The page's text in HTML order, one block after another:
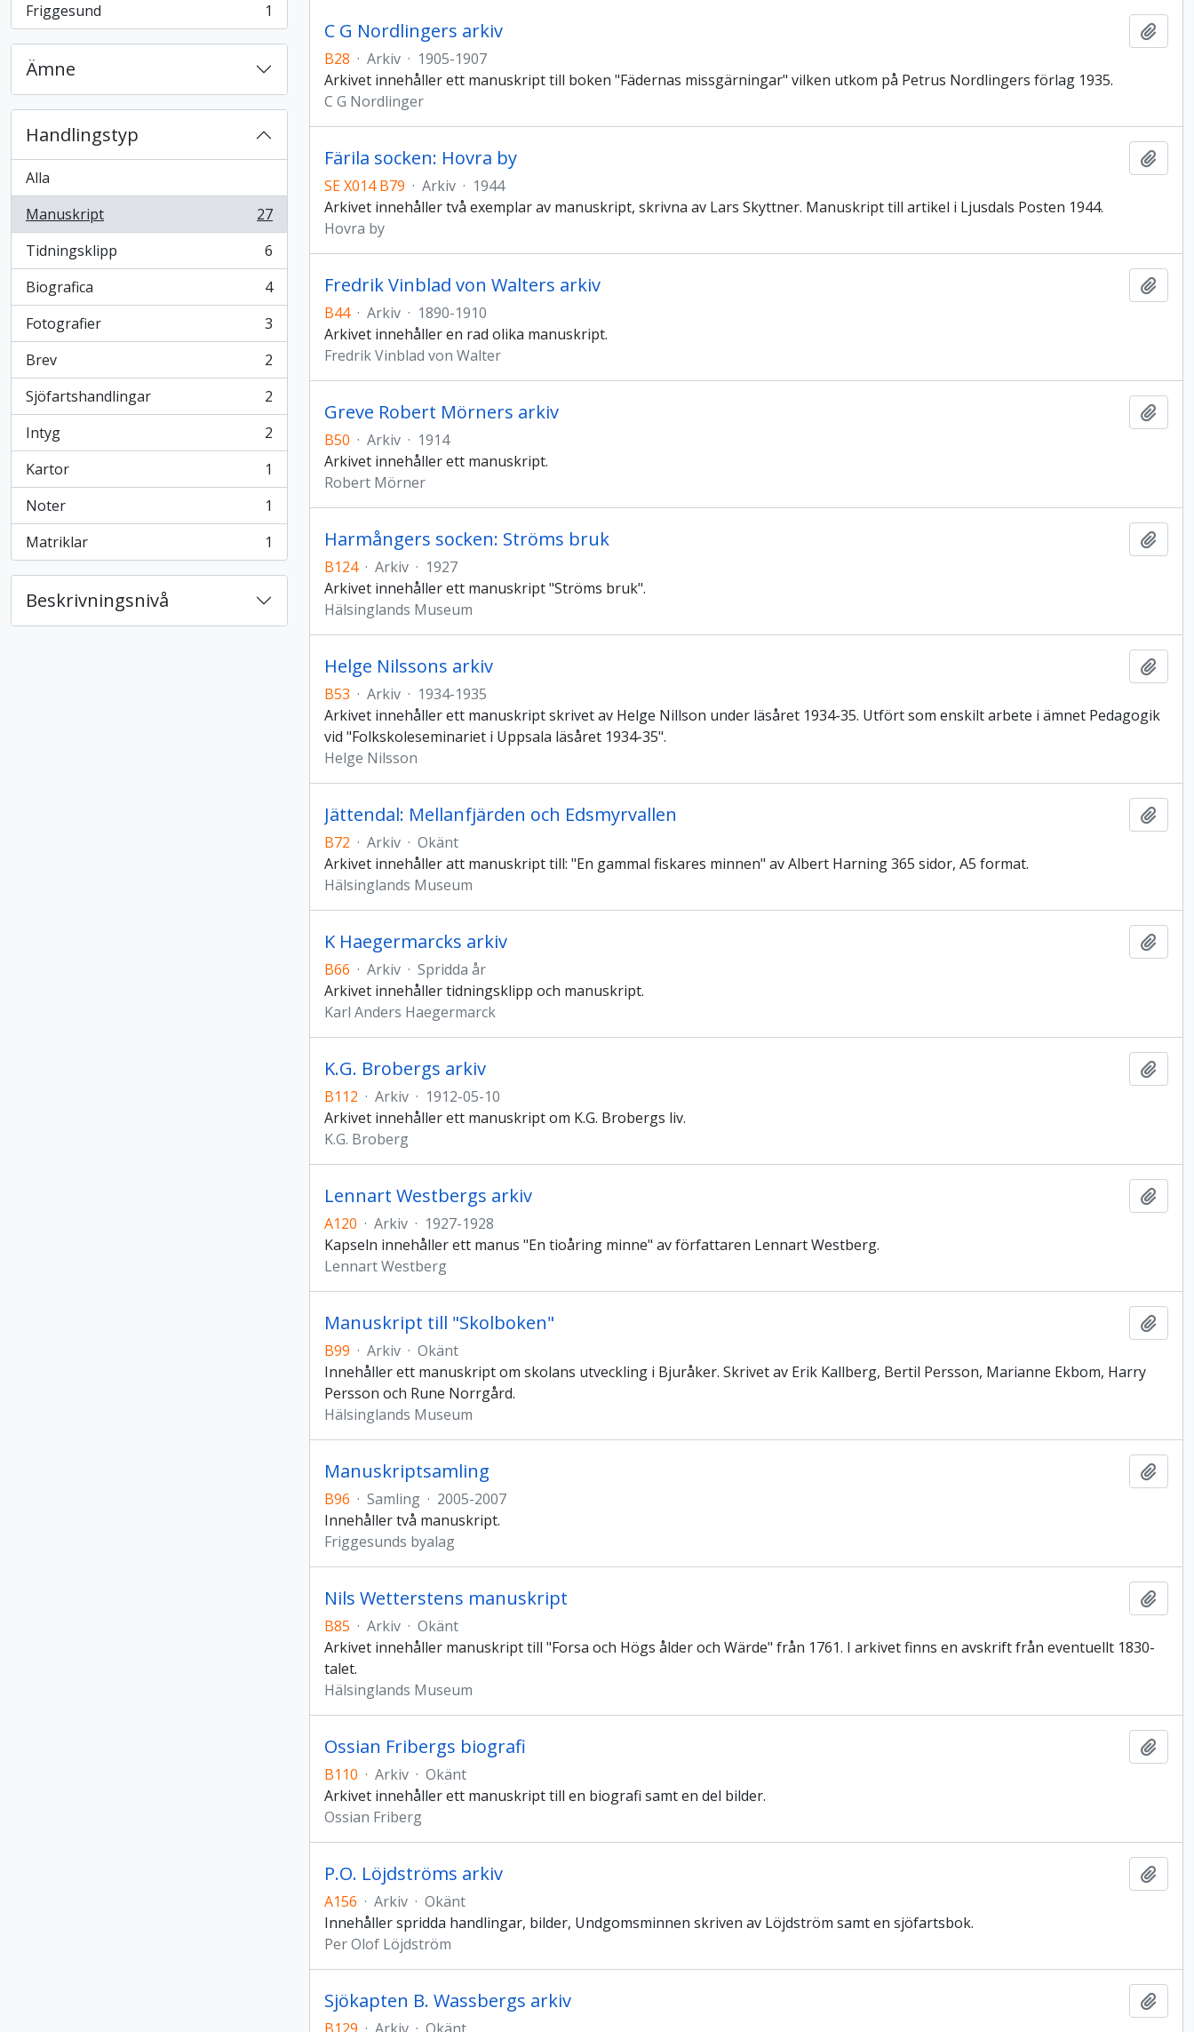
Friggesund
, 1 resultat 1
Ämne
Handlingstyp
Alla
Manuskript
, 27 resultat
27
Tidningsklipp
, 6 resultat
6
Biografica
, 4 resultat
4
Fotografier
, 3 resultat
3
Brev
, 2 resultat
2
Sjöfartshandlingar
, 2 resultat
2
Intyg
, 2 resultat
2
Kartor
, 1 resultat
1
Noter
, 1 resultat
1
Matriklar
, 1 resultat 1
Beskrivningsnivå
C G Nordlingers arkiv
B28 · Arkiv · 1905-1907
Arkivet innehåller ett manuskript till boken "Fädernas missgärningar" vilken utkom på Petrus Nordlingers förlag 1935.
C G Nordlinger
Färila socken: Hovra by
SE X014 B79 · Arkiv · 1944
Arkivet innehåller två exemplar av manuskript, skrivna av Lars Skyttner. Manuskript till artikel i Ljusdals Posten 1944.
Hovra by
Fredrik Vinblad von Walters arkiv
B44 · Arkiv · 1890-1910
Arkivet innehåller en rad olika manuskript.
Fredrik Vinblad von Walter
Greve Robert Mörners arkiv
B50 · Arkiv · 1914
Arkivet innehåller ett manuskript.
Robert Mörner
Harmångers socken: Ströms bruk
B124 · Arkiv · 1927
Arkivet innehåller ett manuskript "Ströms bruk".
Hälsinglands Museum
Helge Nilssons arkiv
B53 · Arkiv · 1934-1935
Arkivet innehåller ett manuskript skrivet av Helge Nillson under läsåret 1934-35. Utfört som enskilt arbete i ämnet Pedagogik
vid "Folkskoleseminariet i Uppsala läsåret 1934-35".
Helge Nilsson
Jättendal: Mellanfjärden och Edsmyrvallen
B72 · Arkiv · Okänt
Arkivet innehåller att manuskript till: "En gammal fiskares minnen" av Albert Harning 365 sidor, A5 format.
Hälsinglands Museum
K Haegermarcks arkiv
B66 · Arkiv · Spridda år
Arkivet innehåller tidningsklipp och manuskript.
Karl Anders Haegermarck
K.G. Brobergs arkiv
B112 · Arkiv · 1912-05-10
Arkivet innehåller ett manuskript om K.G. Brobergs liv.
K.G. Broberg
Lennart Westbergs arkiv
A120 · Arkiv · 1927-1928
Kapseln innehåller ett manus "En tioåring minne" av författaren Lennart Westberg.
Lennart Westberg
Manuskript till "Skolboken"
B99 · Arkiv · Okänt
Innehåller ett manuskript om skolans utveckling i Bjuråker. Skrivet av Erik Kallberg, Bertil Persson, Marianne Ekbom, Harry
Persson och Rune Norrgård.
Hälsinglands Museum
Manuskriptsamling
B96 · Samling · 2005-2007
Innehåller två manuskript.
Friggesunds byalag
Nils Wetterstens manuskript
B85 · Arkiv · Okänt
Arkivet innehåller manuskript till "Forsa och Högs ålder och Wärde" från 1761. I arkivet finns en avskrift från eventuellt 1830-
talet.
Hälsinglands Museum
Ossian Fribergs biografi
B110 · Arkiv · Okänt
Arkivet innehåller ett manuskript till en biografi samt en del bilder.
Ossian Friberg
P.O. Löjdströms arkiv
A156 · Arkiv · Okänt
Innehåller spridda handlingar, bilder, Undgomsminnen skriven av Löjdström samt en sjöfartsbok.
Per Olof Löjdström
Sjökapten B. Wassbergs arkiv